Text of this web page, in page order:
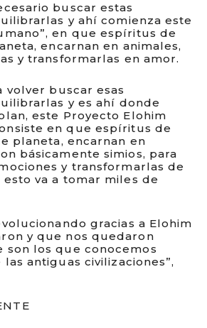
buscar estas
y ahí comienza este
en que espíritus de
encarnan en animales,
y transformarlas en amor.
volver buscar esas
y es ahí donde
este Proyecto Elohim
en que espíritus de
planeta, encarnan en
básicamente simios, para
y transformarlas de
esto va a tomar miles de
gracias a Elohim
y que nos quedaron
son los que conocemos
antiguas civilizaciones”,